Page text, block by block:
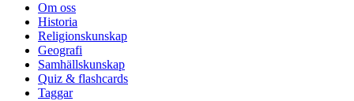
Om oss
Historia
Religionskunskap
Geografi
Samhällskunskap
Quiz & flashcards
Taggar